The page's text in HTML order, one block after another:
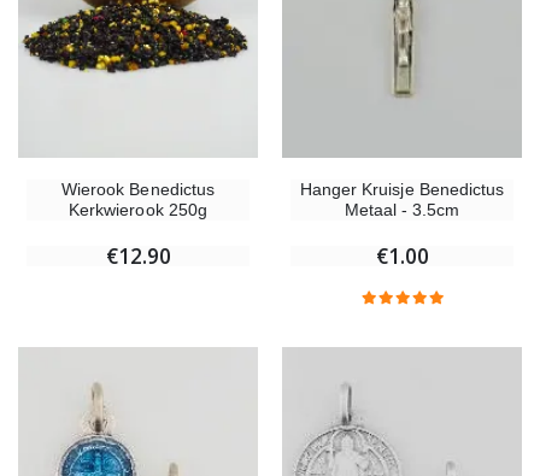
Wierook Benedictus
Kerkwierook 250g
€12.90
Hanger Kruisje Benedictus
Metaal - 3.5cm
€1.00